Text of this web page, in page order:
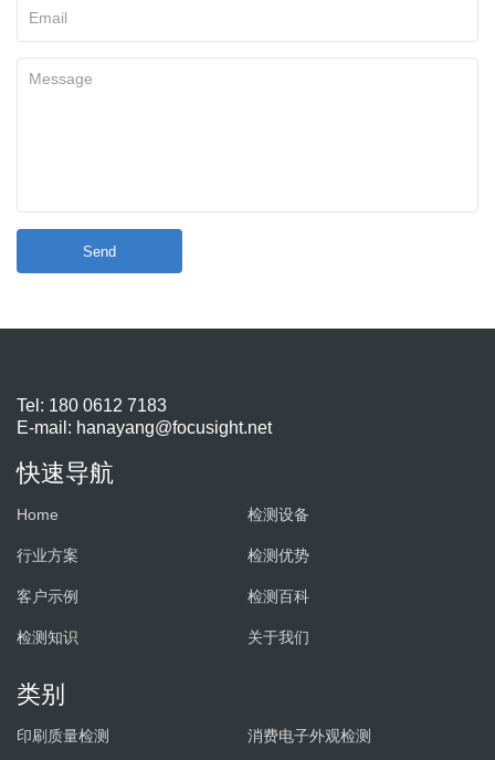
Send
Tel: 180 0612 7183
E-mail: hanayang@focusight.net
快速导航
Home 检测设备
行业方案 检测优势
客户示例 检测百科
检测知识 关于我们
类别
印刷质量检测 消费电子外观检测